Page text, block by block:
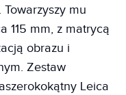
mu
115 mm, z matrycą
obrazu i
Zestaw
Leica